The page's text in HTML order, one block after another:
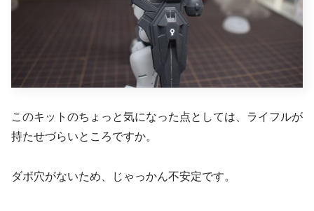
このキットのちょっと気になった点としては、ライフルが
持たせづらいところですか。
ダボ穴がないため、じゃっかん不安定です。